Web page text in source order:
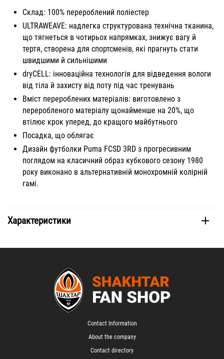
Склад: 100% перероблений поліестер
ULTRAWEAVE: надлегка структурована технічна тканина,
що тягнеться в чотирьох напрямках, знижує вагу й
тертя, створена для спортсменів, які прагнуть стати
швидшими й сильнішими
dryCELL: інноваційна технологія для відведення вологи
від тіла й захисту від поту під час тренувань
Вміст перероблених матеріалів: виготовлено з
переробленого матеріалу щонайменше на 20%, що
втілює крок уперед, до кращого майбутнього
Посадка, що облягає
Дизайн футболки Puma FCSD 3RD з прогресивним
поглядом на класичний образ кубкового сезону 1980
року виконано в альтернативній монохромній колірній
гамі.
Характеристики
Contact Information
About the company
Contact directory